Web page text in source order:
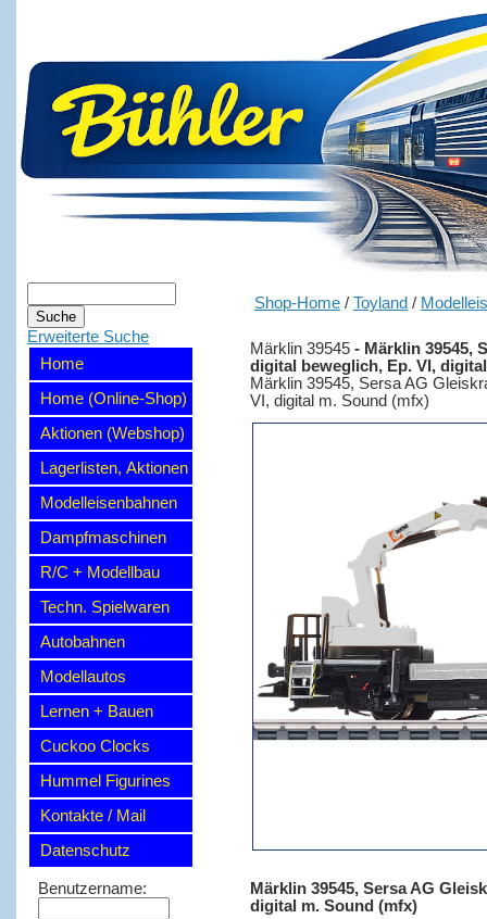
Erweiterte Suche
Home
Home (Online-Shop)
Aktionen (Webshop)
Lagerlisten, Aktionen
Modelleisenbahnen
Dampfmaschinen
R/C + Modellbau
Techn. Spielwaren
Autobahnen
Modellautos
Lernen + Bauen
Cuckoo Clocks
Hummel Figurines
Kontakte / Mail
Datenschutz
Benutzername:
Shop-Home / Toyland /
Märklin 39545 - Märklin 39545,
digital beweglich, Ep. VI,
Märklin 39545, Sersa AG
VI, digital m. Sound (mfx)
Märklin 39545, Sersa AG
digital m. Sound (mfx)